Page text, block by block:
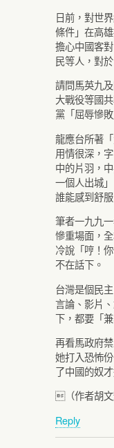
日前，對世
條件」在高
擔心中國客
民等人，對
請問馬英九
大戰役等國
黨「屈辱慘
龍應台所著
用情很深，
中的片羽，
一個人出城
誰能感到舒服
筆者一九九
慘重場面，
冷說「哼！
不在話下。
台灣是個民
言論、影片
下，都要「
再看馬政府
她打入恐怖
了中國的奴
（作者胡文
Reply